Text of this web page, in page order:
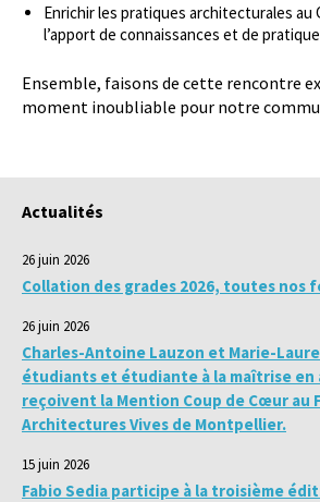
Enrichir les pratiques architecturales au
l’apport de connaissances et de
Ensemble, faisons de cette rencontre
moment inoubliable pour notre
Actualités
26 juin 2026
Collation des grades 2026, toutes nos
26 juin 2026
Charles-Antoine Lauzon et Marie-
étudiants et étudiante à la maîtrise
reçoivent la Mention Coup de Cœur au
Architectures Vives de Montpellier.
15 juin 2026
Fabio Sedia participe à la troisième